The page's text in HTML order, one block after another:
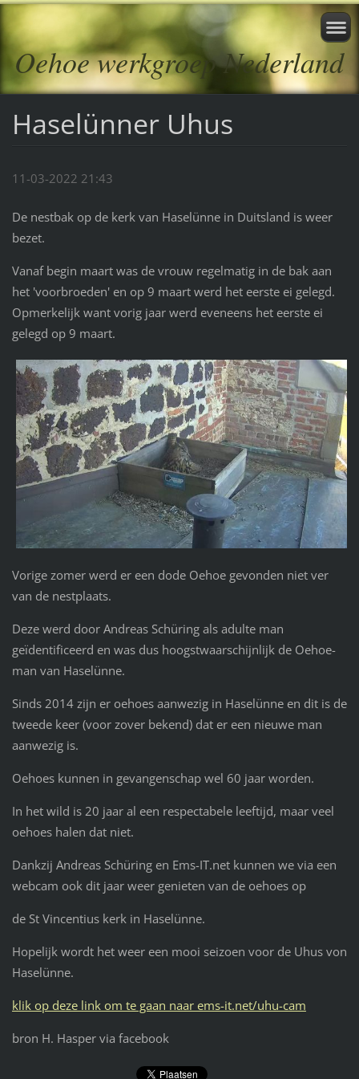
Oehoe werkgroep Nederland
Haselünner Uhus
11-03-2022 21:43
De nestbak op de kerk van Haselünne in Duitsland is weer
bezet.
Vanaf begin maart was de vrouw regelmatig in de bak aan
het 'voorbroeden' en op 9 maart werd het eerste ei gelegd.
Opmerkelijk want vorig jaar werd eveneens het eerste ei
gelegd op 9 maart.
Vorige zomer werd er een dode Oehoe gevonden niet ver
van de nestplaats.
Deze werd door Andreas Schüring als adulte man
geïdentificeerd en was dus hoogstwaarschijnlijk de Oehoe-
man van Haselünne.
Sinds 2014 zijn er oehoes aanwezig in Haselünne en dit is de
tweede keer (voor zover bekend) dat er een nieuwe man
aanwezig is.
Oehoes kunnen in gevangenschap wel 60 jaar worden.
In het wild is 20 jaar al een respectabele leeftijd, maar veel
oehoes halen dat niet.
Dankzij Andreas Schüring en Ems-IT.net kunnen we via een
webcam ook dit jaar weer genieten van de oehoes op
de St Vincentius kerk in Haselünne.
Hopelijk wordt het weer een mooi seizoen voor de Uhus von
Haselünne.
klik op deze link om te gaan naar ems-it.net/uhu-cam
bron H. Hasper via facebook